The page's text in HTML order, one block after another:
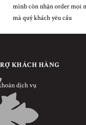
mình còn nhận order mọi
mà quý khách yêu cầu
KHÁCH HÀNG
dịch vụ